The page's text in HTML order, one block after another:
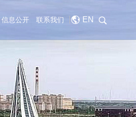
信息公开 联系我们 EN 